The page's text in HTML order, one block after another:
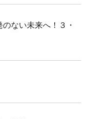
ない未来へ！３・